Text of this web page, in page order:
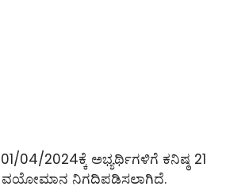
04/2024ಕ್ಕೆ ಅಭ್ಯರ್ಥಿಗಳಿಗೆ ಕನಿಷ್ಠ 21
ವಯೋಮಾನ ನಿಗದಿಪಡಿಸಲಾಗಿದೆ.